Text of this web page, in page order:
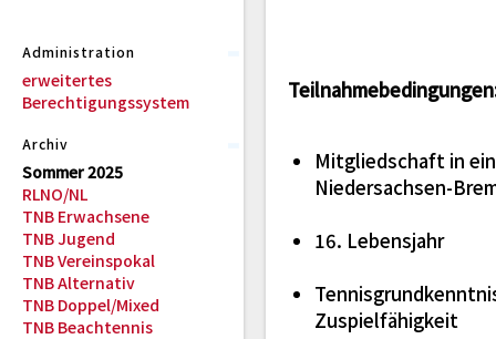
Administration
erweitertes
Berechtigungssystem
Archiv
Sommer 2025
RLNO/NL
TNB Erwachsene
TNB Jugend
TNB Vereinspokal
TNB Alternativ
TNB Doppel/Mixed
TNB Beachtennis
Mitgliedschaft in
Niedersachsen-
16. Lebensjahr
Zuspielfähigkeit